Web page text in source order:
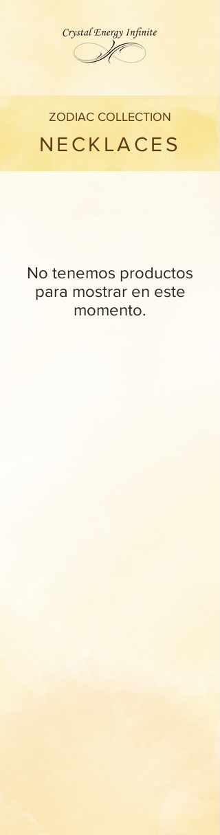
ZODIAC COLLECTION
NECKLACES
No tenemos productos
para mostrar en este
momento.